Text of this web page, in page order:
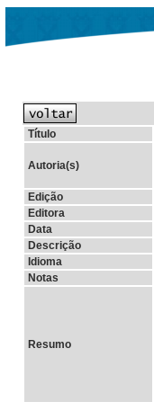
Título
Autoria(s)
Edição
Editora
Data
Descrição
Idioma
Notas
Resumo